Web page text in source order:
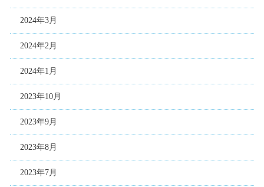
2024年3月
2024年2月
2024年1月
2023年10月
2023年9月
2023年8月
2023年7月